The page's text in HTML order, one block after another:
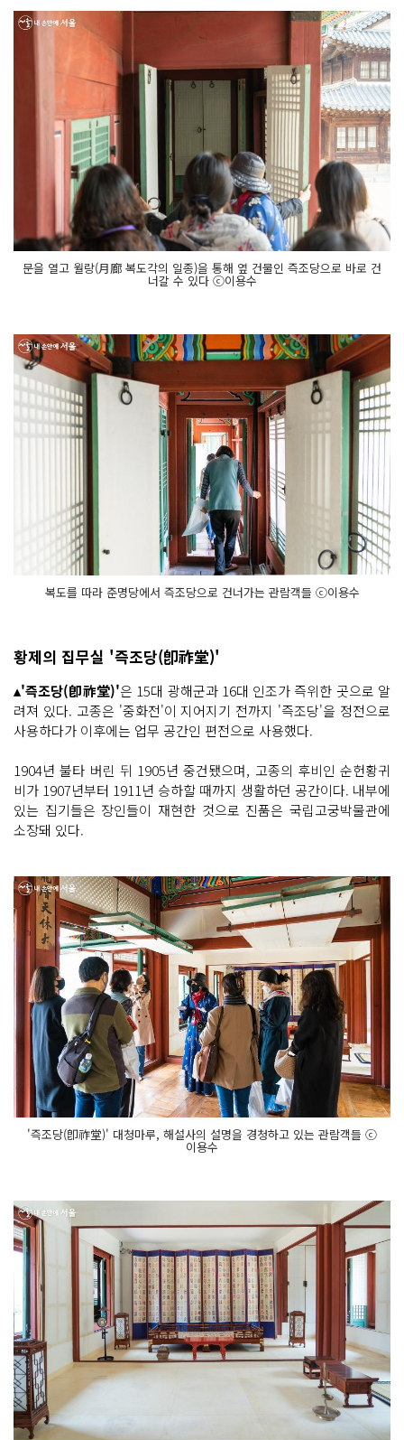
문을 열고 월랑(月廊 복도각의 일종)을 통해 옆 건물인 즉조당으로 바로 건
너갈 수 있다 ⓒ이용수
복도를 따라 준명당에서 즉조당으로 건너가는 관람객들 ⓒ이용수
황제의 집무실 '즉조당(卽祚堂)'
▴'즉조당(卽祚堂)'은 15대 광해군과 16대 인조가 즉위한 곳으로 알
려져 있다. 고종은 '중화전'이 지어지기 전까지 '즉조당'을 정전으로
사용하다가 이후에는 업무 공간인 편전으로 사용했다.
1904년 불타 버린 뒤 1905년 중건됐으며, 고종의 후비인 순헌황귀
비가 1907년부터 1911년 승하할 때까지 생활하던 공간이다. 내부에
있는 집기들은 장인들이 재현한 것으로 진품은 국립고궁박물관에
소장돼 있다.
'즉조당(卽祚堂)' 대청마루, 해설사의 설명을 경청하고 있는 관람객들 ⓒ
이용수